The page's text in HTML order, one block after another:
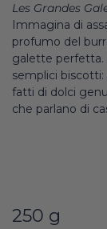
Les Grandes
Immagina di
profumo del
galette perfetta.
semplici
fatti di dolci
che parlano di
250 g